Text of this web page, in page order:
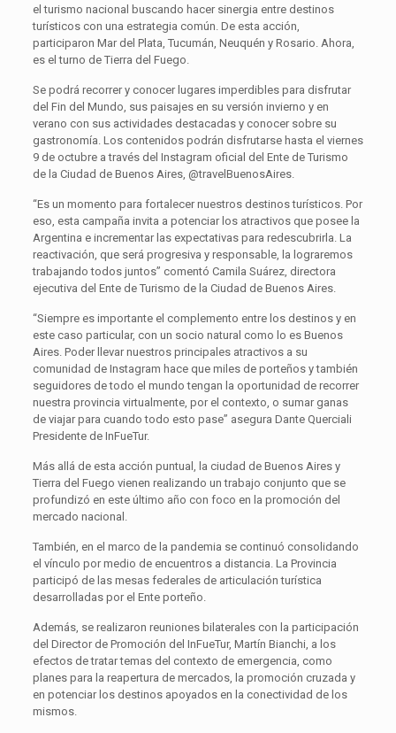
el turismo nacional buscando hacer sinergia entre destinos
turísticos con una estrategia común. De esta acción,
participaron Mar del Plata, Tucumán, Neuquén y Rosario. Ahora,
es el turno de Tierra del Fuego.
Se podrá recorrer y conocer lugares imperdibles para disfrutar
del Fin del Mundo, sus paisajes en su versión invierno y en
verano con sus actividades destacadas y conocer sobre su
gastronomía. Los contenidos podrán disfrutarse hasta el viernes
9 de octubre a través del Instagram oficial del Ente de Turismo
de la Ciudad de Buenos Aires, @travelBuenosAires.
“Es un momento para fortalecer nuestros destinos turísticos. Por
eso, esta campaña invita a potenciar los atractivos que posee la
Argentina e incrementar las expectativas para redescubrirla. La
reactivación, que será progresiva y responsable, la lograremos
trabajando todos juntos” comentó Camila Suárez, directora
ejecutiva del Ente de Turismo de la Ciudad de Buenos Aires.
“Siempre es importante el complemento entre los destinos y en
este caso particular, con un socio natural como lo es Buenos
Aires. Poder llevar nuestros principales atractivos a su
comunidad de Instagram hace que miles de porteños y también
seguidores de todo el mundo tengan la oportunidad de recorrer
nuestra provincia virtualmente, por el contexto, o sumar ganas
de viajar para cuando todo esto pase” asegura Dante Querciali
Presidente de InFueTur.
Más allá de esta acción puntual, la ciudad de Buenos Aires y
Tierra del Fuego vienen realizando un trabajo conjunto que se
profundizó en este último año con foco en la promoción del
mercado nacional.
También, en el marco de la pandemia se continuó consolidando
el vínculo por medio de encuentros a distancia. La Provincia
participó de las mesas federales de articulación turística
desarrolladas por el Ente porteño.
Además, se realizaron reuniones bilaterales con la participación
del Director de Promoción del InFueTur, Martín Bianchi, a los
efectos de tratar temas del contexto de emergencia, como
planes para la reapertura de mercados, la promoción cruzada y
en potenciar los destinos apoyados en la conectividad de los
mismos.